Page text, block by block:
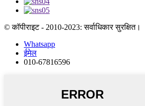
© कॉपीराइट - 2010-2023: सर्वाधिकार सुरक्षित।
Whatsapp
ईमेल
010-67816596